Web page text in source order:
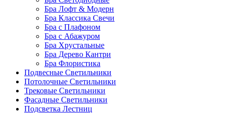
Бра Лофт & Модерн
Бра Классика Свечи
Бра с Плафоном
Бра с Абажуром
Бра Хрустальные
Бра Дерево Кантри
Бра Флористика
Подвесные Светильники
Потолочные Светильники
Трековые Светильники
Фасадные Светильники
Подсветка Лестниц